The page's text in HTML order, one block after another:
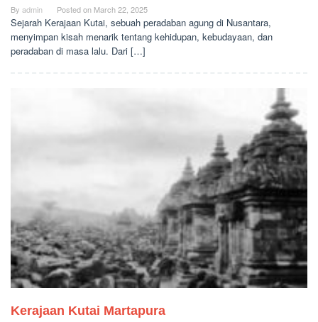
By admin Posted on March 22, 2025
Sejarah Kerajaan Kutai, sebuah peradaban agung di Nusantara,
menyimpan kisah menarik tentang kehidupan, kebudayaan, dan
peradaban di masa lalu. Dari […]
Kerajaan Kutai Martapura